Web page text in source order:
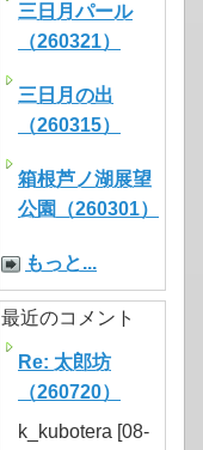
三日月パール
（260321）
三日月の出
（260315）
箱根芦ノ湖展望
公園（260301）
もっと...
最近のコメント
Re: 太郎坊
（260720）
k_kubotera [08-